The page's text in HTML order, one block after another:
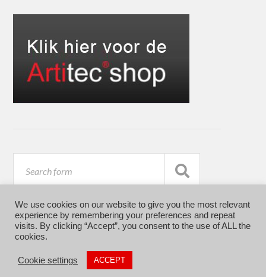
THEME BYANDERS NORÉN
We use cookies on our website to give you the most relevant
experience by remembering your preferences and repeat
visits. By clicking “Accept”, you consent to the use of ALL the
cookies.
Cookie settings ACCEPT